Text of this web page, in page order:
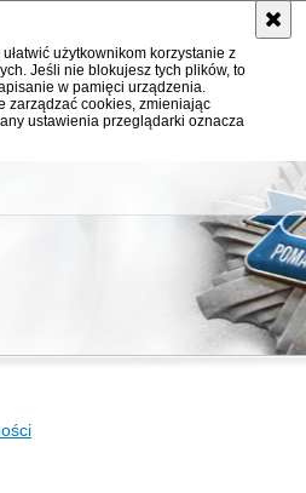
użytkownikom korzystanie z
Jeśli nie blokujesz tych plików, to
w pamięci urządzenia.
zarządzać cookies, zmieniając
ustawienia przeglądarki oznacza